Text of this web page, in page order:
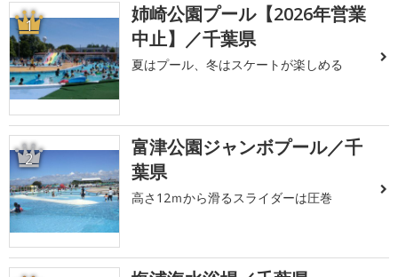
1
姉崎公園プール【2026年営業
中止】／千葉県
夏はプール、冬はスケートが楽しめる
2
富津公園ジャンボプール／千
葉県
高さ12ｍから滑るスライダーは圧巻